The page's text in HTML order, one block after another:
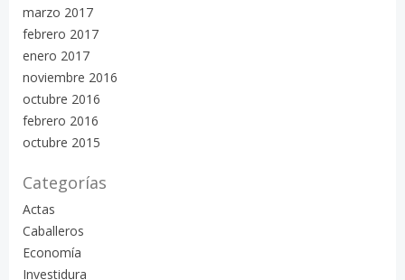
marzo 2017
febrero 2017
enero 2017
noviembre 2016
octubre 2016
febrero 2016
octubre 2015
Categorías
Actas
Caballeros
Economía
Investidura